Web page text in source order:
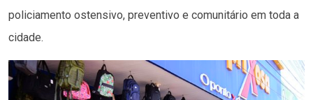
policiamento ostensivo, preventivo e comunitário em toda a
cidade.